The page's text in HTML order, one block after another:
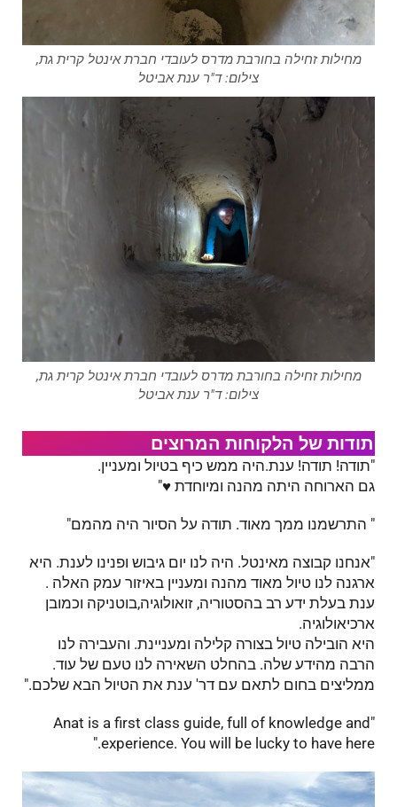
מחילות זחילה בחורבת מדרס לעובדי חברת אינטל קרית גת,
צילום: ד"ר ענת אביטל
מחילות זחילה בחורבת מדרס לעובדי חברת אינטל קרית גת,
צילום: ד"ר ענת אביטל
תודות של הלקוחות המרוצים
"תודה! תודה! ענת.היה ממש כיף בטיול ומעניין.
גם הארוחה היתה מהנה ומיוחדת ♥️"
" התרשמנו ממך מאוד. תודה על הסיור היה מהמם"
"אנחנו קבוצה מאינטל. היה לנו יום גיבוש ופנינו לענת. היא
ארגנה לנו טיול מאוד מהנה ומעניין באיזור עמק האלה .
ענת בעלת ידע רב בהסטוריה, זואולוגיה,בוטניקה וכמובן
ארכיאולוגיה.
היא הובילה טיול בצורה קלילה ומעניינת. והעבירה לנו
הרבה מהידע שלה. בהחלט השאירה לנו טעם של עוד.
ממליצים בחום לתאם עם דר' ענת את הטיול הבא שלכם."
"Anat is a first class guide, full of knowledge and
experience. You will be lucky to have here."